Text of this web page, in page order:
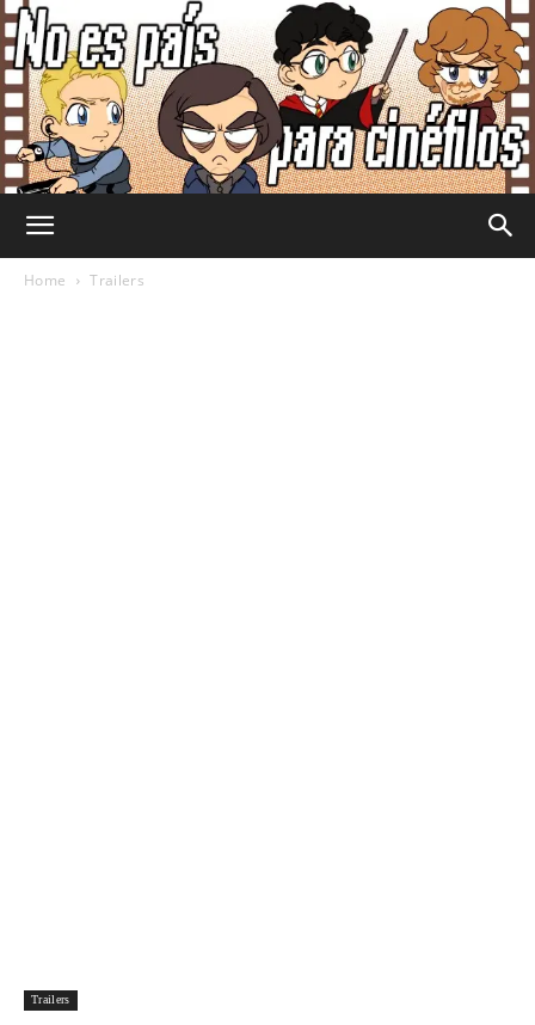
Home Trailers
Trailers